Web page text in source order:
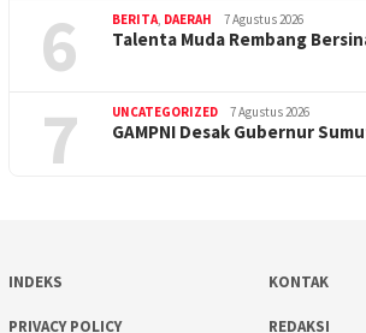
6 BERITA, DAERAH 7 Agustus 2026
Talenta Muda Rembang
7 UNCATEGORIZED 7 Agustus 2026
GAMPNI Desak Gubernur
INDEKS KONTAK
PRIVACY POLICY REDAKSI